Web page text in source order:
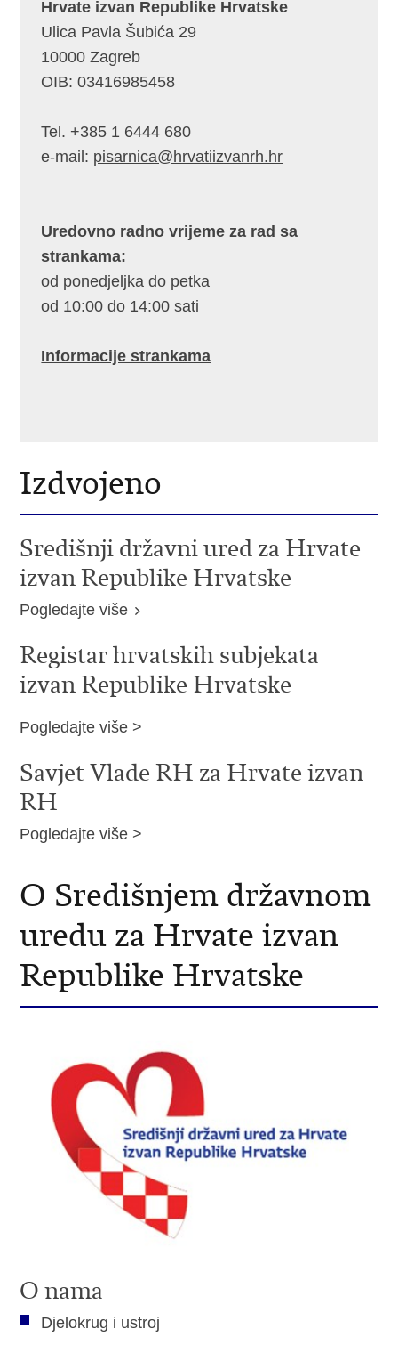
Hrvate izvan Republike Hrvatske
Ulica Pavla Šubića 29
10000 Zagreb
OIB: 03416985458
Tel. +385 1 6444 680
e-mail: pisarnica@hrvatiizvanrh.hr
Uredovno radno vrijeme za rad sa
strankama:
od ponedjeljka do petka
od 10:00 do 14:00 sati
Informacije strankama
Izdvojeno
Središnji državni ured za Hrvate
izvan Republike Hrvatske
Pogledajte više
Registar hrvatskih subjekata
izvan Republike Hrvatske
Pogledajte više >
Savjet Vlade RH za Hrvate izvan
RH
Pogledajte više >
O Središnjem državnom
uredu za Hrvate izvan
Republike Hrvatske
O nama
Djelokrug i ustroj